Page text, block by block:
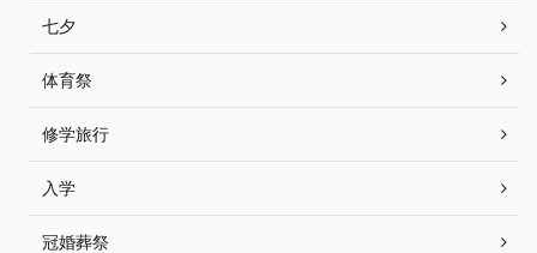
七夕
体育祭
修学旅行
入学
冠婚葬祭